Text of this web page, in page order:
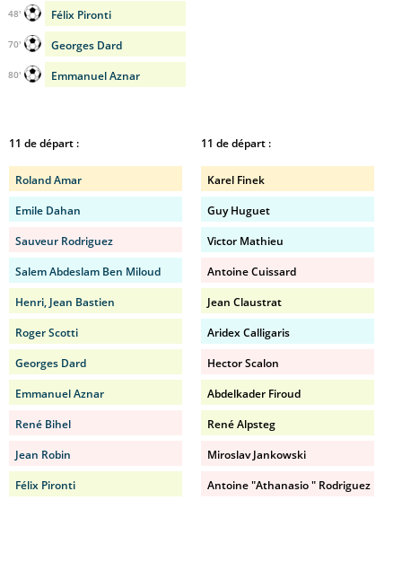
Félix Pironti
48'
Georges Dard
70'
Emmanuel Aznar
80'
11 de départ :
Roland Amar
Emile Dahan
Sauveur Rodriguez
Salem Abdeslam Ben Miloud
Henri, Jean Bastien
Roger Scotti
Georges Dard
Emmanuel Aznar
René Bihel
Jean Robin
Félix Pironti
11 de départ :
Karel Finek
Guy Huguet
Victor Mathieu
Antoine Cuissard
Jean Claustrat
Aridex Calligaris
Hector Scalon
Abdelkader Firoud
René Alpsteg
Miroslav Jankowski
Antoine "Athanasio " Rodriguez